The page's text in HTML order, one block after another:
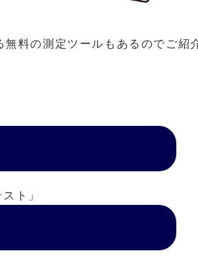
料の測定ツールもあるのでご紹
スト」